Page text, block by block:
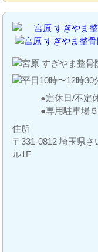
定休日/不定
専用駐車場
住所
〒331-0812 埼玉県
ル1F